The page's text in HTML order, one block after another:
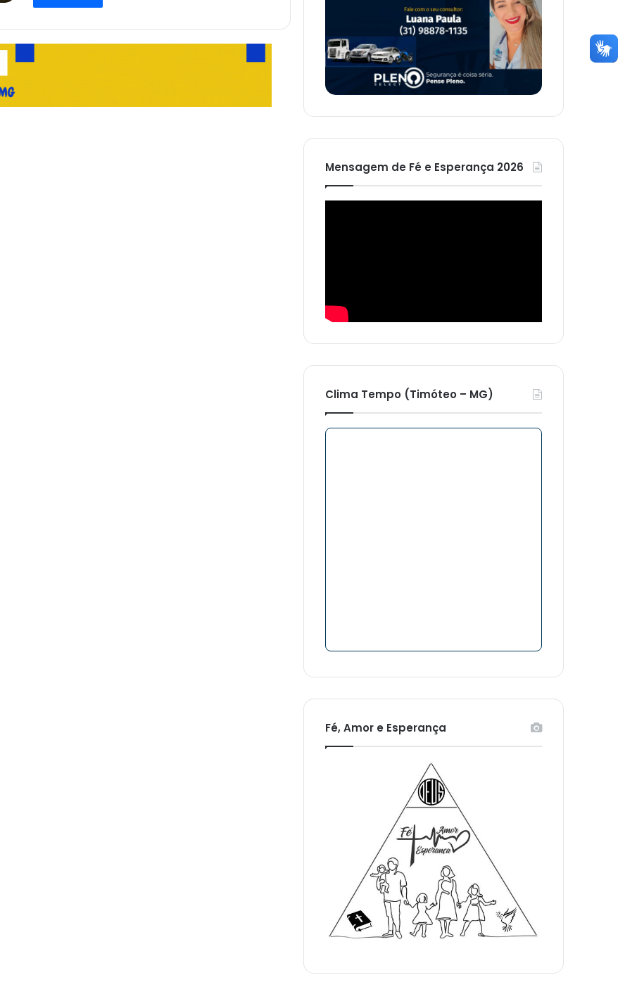
Mensagem de Fé e Esperança 2026
Clima Tempo (Timóteo – MG)
Fé, Amor e Esperança